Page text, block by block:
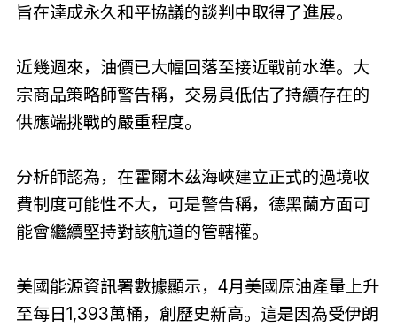
旨在達成永久和平協議的談判中取得了進展。
近幾週來，油價已大幅回落至接近戰前水準。大
宗商品策略師警告稱，交易員低估了持續存在的
供應端挑戰的嚴重程度。
分析師認為，在霍爾木茲海峽建立正式的過境收
費制度可能性不大，可是警告稱，德黑蘭方面可
能會繼續堅持對該航道的管轄權。
美國能源資訊署數據顯示，4月美國原油產量上升
至每日1,393萬桶，創歷史新高。這是因為受伊朗